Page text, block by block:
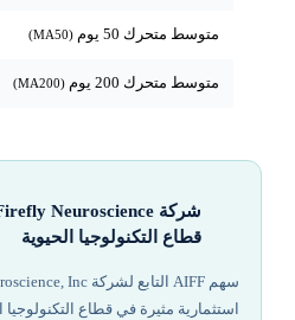
متوسط متحرك 50 يوم
متوسط متحرك 200 يوم
قطاع التكنولوجيا الحيوية
استثمارية مثيرة في قطاع